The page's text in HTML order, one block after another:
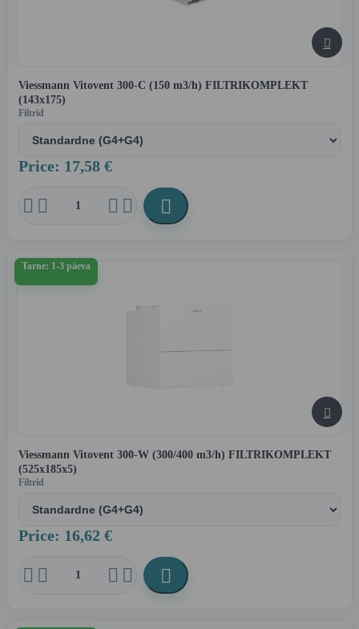

Viessmann Vitovent 300-C (150 m3/h) FILTRIKOMPLEKT
(143x175)
Filtrid
Price: 17,58 €
    
Tarne: 1-3 päeva

Viessmann Vitovent 300-W (300/400 m3/h) FILTRIKOMPLEKT
(525x185x5)
Filtrid
Price: 16,62 €
    